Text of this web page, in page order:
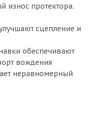
износ протектора.
сцепление и
обеспечивают
вождения
неравномерный